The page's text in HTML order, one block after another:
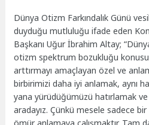
Dünya Otizm Farkındalık Günü
duyduğu mutluluğu ifade eden
Başkanı Uğur İbrahim Altay;
otizm spektrum bozukluğu
arttırmayı amaçlayan özel ve
birbirimizi daha iyi anlamak, aynı
yana yürüdüğümüzü hatırlamak
aradayız. Çünkü mesele sadece
ömür anlamaya çalışmaktır. Tam